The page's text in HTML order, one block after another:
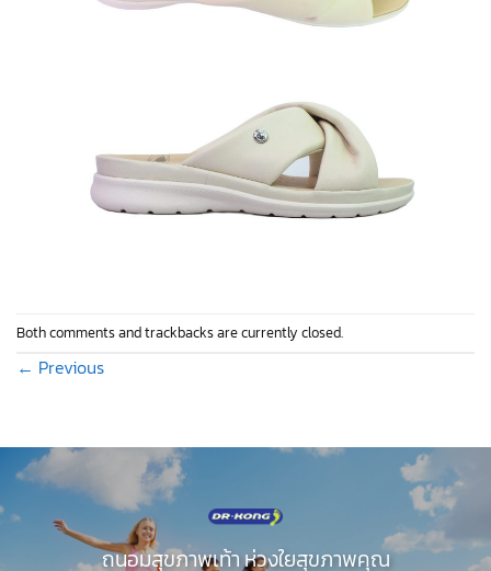
Both comments and trackbacks are currently closed.
← Previous
ถนอมสุขภาพเท้า ห่วงใยสุขภาพคุณ